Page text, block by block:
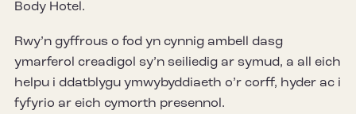
Body Hotel.
Rwy’n gyffrous o fod yn cynnig ambell dasg
ymarferol creadigol sy’n seiliedig ar symud, a all eich
helpu i ddatblygu ymwybyddiaeth o’r corff, hyder ac i
fyfyrio ar eich cymorth presennol.